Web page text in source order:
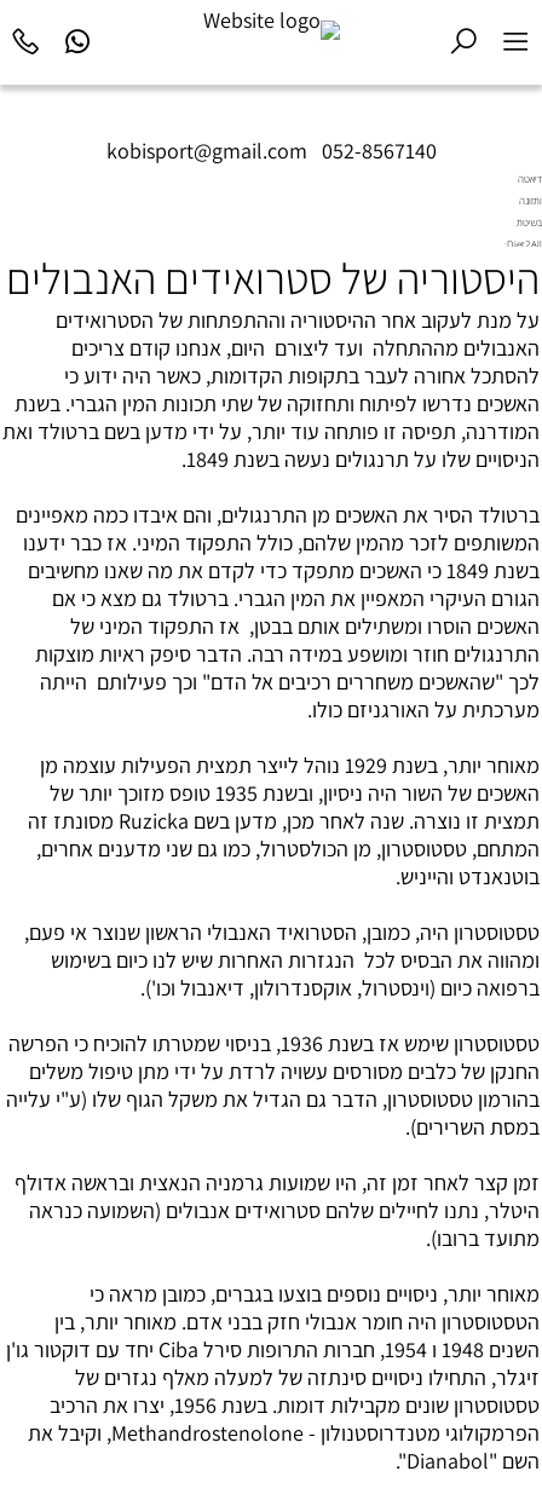
kobisport@gmail.com 052-8567140
דיאטה
ותזונה
בשיטת
Diet2All:
שמאחורי
המושלם.
היסטוריה של סטרואידים האנבולים
על מנת לעקוב אחר ההיסטוריה וההתפתחות של הסטרואידים
האנבולים מההתחלה ועד ליצורם היום, אנחנו קודם צריכים
להסתכל אחורה לעבר בתקופות הקדומות, כאשר היה ידוע כי
האשכים נדרשו לפיתוח ותחזוקה של שתי תכונות המין הגברי. בשנת
המודרנה, תפיסה זו פותחה עוד יותר, על ידי מדען בשם ברטולד ואת
הניסויים שלו על תרנגולים נעשה בשנת 1849.
ברטולד הסיר את האשכים מן התרנגולים, והם איבדו כמה מאפיינים
המשותפים לזכר מהמין שלהם, כולל התפקוד המיני. אז כבר ידענו
בשנת 1849 כי האשכים מתפקד כדי לקדם את מה שאנו מחשיבים
הגורם העיקרי המאפיין את המין הגברי. ברטולד גם מצא כי אם
האשכים הוסרו ומשתילים אותם בבטן, אז התפקוד המיני של
התרנגולים חוזר ומושפע במידה רבה. הדבר סיפק ראיות מוצקות
לכך "שהאשכים משחררים רכיבים אל הדם" וכך פעילותם הייתה
מערכתית על האורגניזם כולו.
מאוחר יותר, בשנת 1929 נוהל לייצר תמצית הפעילות עוצמה מן
האשכים של השור היה ניסיון, ובשנת 1935 טופס מזוכך יותר של
תמצית זו נוצרה. שנה לאחר מכן, מדען בשם Ruzicka מסונתז זה
המתחם, טסטוסטרון, מן הכולסטרול, כמו גם שני מדענים אחרים,
בוטנאנדט והייניש.
טסטוסטרון היה, כמובן, הסטרואיד האנבולי הראשון שנוצר אי פעם,
ומהווה את הבסיס לכל הנגזרות האחרות שיש לנו כיום בשימוש
ברפואה כיום (וינסטרול, אוקסנדרולון, דיאנבול וכו').
טסטוסטרון שימש אז בשנת 1936, בניסוי שמטרתו להוכיח כי הפרשה
החנקן של כלבים מסורסים עשויה לרדת על ידי מתן טיפול משלים
בהורמון טסטוסטרון, הדבר גם הגדיל את משקל הגוף שלו (ע"י עלייה
במסת השרירים).
זמן קצר לאחר זמן זה, היו שמועות גרמניה הנאצית ובראשה אדולף
היטלר, נתנו לחיילים שלהם סטרואידים אנבולים (השמועה כנראה
מתועד ברובו).
מאוחר יותר, ניסויים נוספים בוצעו בגברים, כמובן מראה כי
הטסטוסטרון היה חומר אנבולי חזק בבני אדם. מאוחר יותר, בין
השנים 1948 ו 1954, חברות התרופות סירל Ciba יחד עם דוקטור גו'ן
זיגלר, התחילו ניסויים סינתזה של למעלה מאלף נגזרים של
טסטוסטרון שונים מקבילות דומות. בשנת 1956, יצרו את הרכיב
הפרמקולוגי מטנדרוסטנולון - Methandrostenolone, וקיבל את
השם "Dianabol".